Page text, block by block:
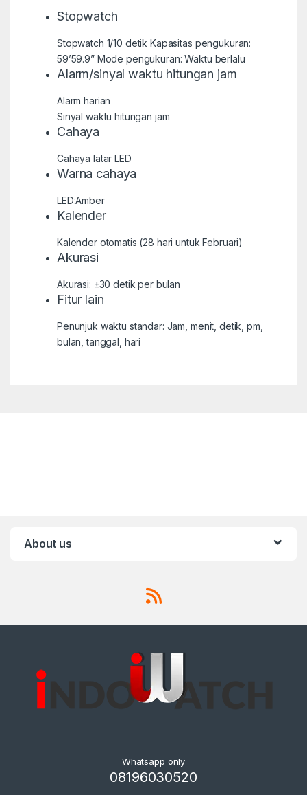
Stopwatch
Stopwatch 1/10 detik Kapasitas pengukuran:
59’59.9” Mode pengukuran: Waktu berlalu
Alarm/sinyal waktu hitungan jam
Alarm harian
Sinyal waktu hitungan jam
Cahaya
Cahaya latar LED
Warna cahaya
LED:Amber
Kalender
Kalender otomatis (28 hari untuk Februari)
Akurasi
Akurasi: ±30 detik per bulan
Fitur lain
Penunjuk waktu standar: Jam, menit, detik, pm,
bulan, tanggal, hari
About us
Whatsapp only
08196030520